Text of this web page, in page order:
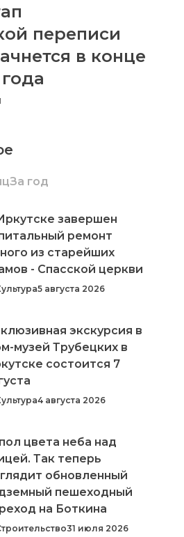
переписи
в конце
За год
завершен
ремонт
из старейших
- Спасской церкви
5 августа 2026
экскурсия в
музей Трубецких в
состоится 7
4 августа 2026
цвета неба над
Так теперь
обновленный
пешеходный
на Боткина
31 июля 2026